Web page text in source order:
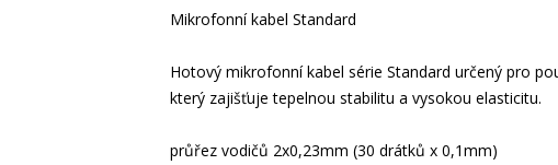
Mikrofonní kabel Standard
Hotový mikrofonní kabel série Standard určený pro
který zajišťuje tepelnou stabilitu a vysokou elasticitu.
průřez vodičů 2x0,23mm (30 drátků x 0,1mm)